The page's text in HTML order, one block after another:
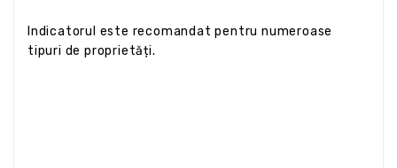
Indicatorul este recomandat pentru numeroase
tipuri de proprietăți.